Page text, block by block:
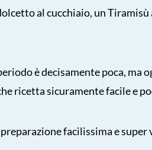
al cucchiaio, un Tiramisù
è decisamente poca, ma
ricetta sicuramente facile e
facilissima e super